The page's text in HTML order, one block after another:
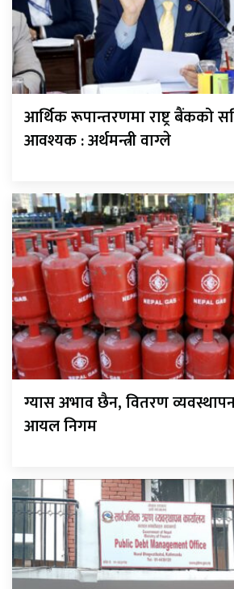
आर्थिक रूपान्तरणमा राष्ट्र बैंकको
आवश्यक : अर्थमन्त्री वाग्ले
ग्यास अभाव छैन, वितरण
आयल निगम